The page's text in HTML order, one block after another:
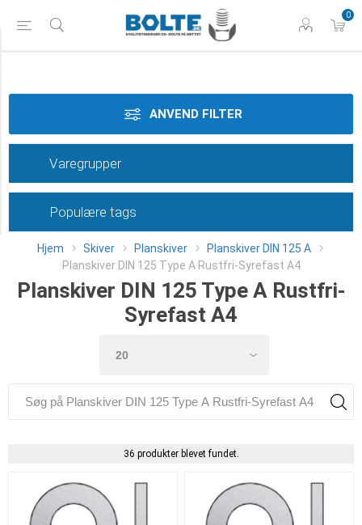
0
Hjem Skiver Planskiver
Planskiver DIN 125 A
Planskiver DIN 125 Type A Rustfri-Syrefast A4
Planskiver DIN 125 Type A Rustfri-
Syrefast A4
36 produkter blevet fundet.
ANVEND FILTER
Type
Category
Varegrupper
Populære tags